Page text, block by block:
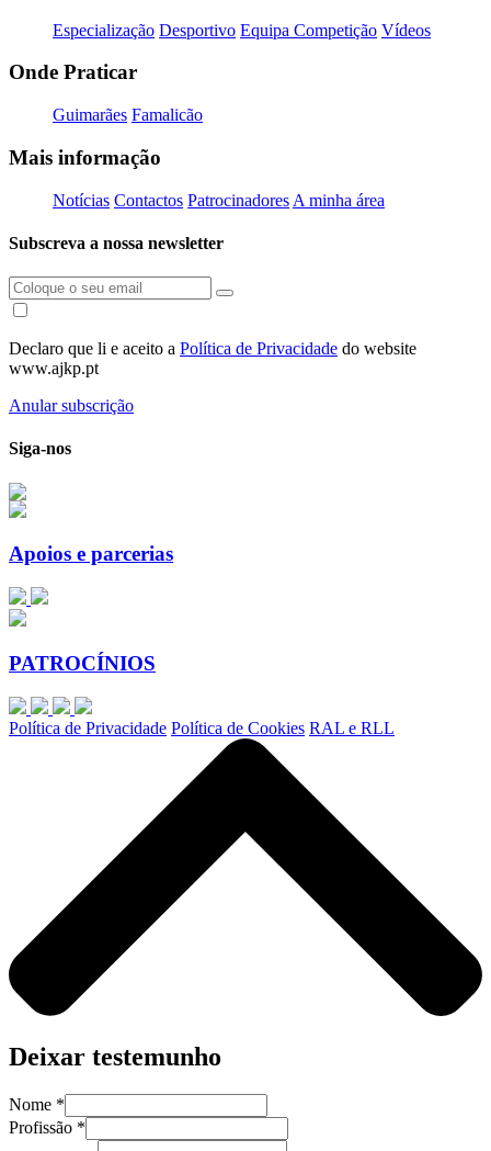
Especialização Desportivo Equipa Competição Vídeos
Onde Praticar
Guimarães Famalicão
Mais informação
Notícias Contactos Patrocinadores A minha área
Subscreva a nossa newsletter
Declaro que li e aceito a Política de Privacidade do website
www.ajkp.pt
Anular subscrição
Siga-nos
Apoios e parcerias
PATROCÍNIOS
Política de Privacidade Política de Cookies RAL e RLL
Deixar testemunho
Nome *
Profissão *